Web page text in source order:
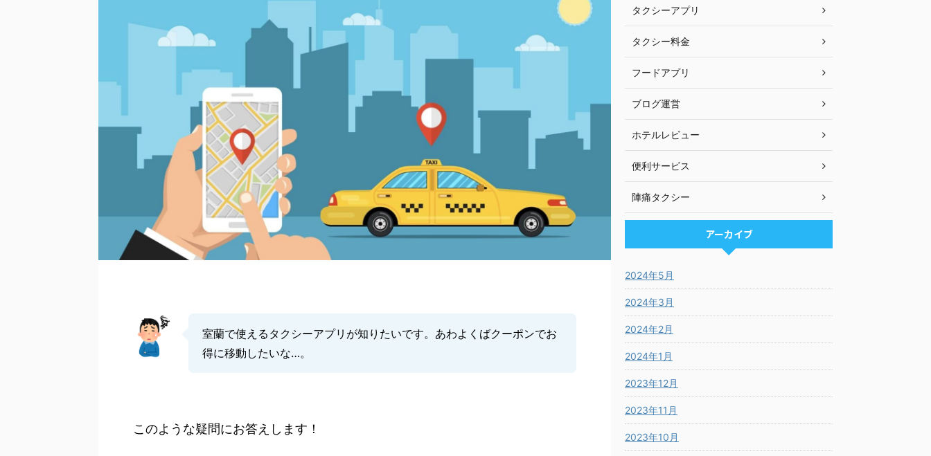
室蘭で使えるタクシーアプリが知りたいです。あわよくばクーポンでお
得に移動したいな…。
このような疑問にお答えします！
タクシーアプリ
タクシー料金
フードアプリ
ブログ運営
ホテルレビュー
便利サービス
陣痛タクシー
アーカイブ
2024年5月
2024年3月
2024年2月
2024年1月
2023年12月
2023年11月
2023年10月